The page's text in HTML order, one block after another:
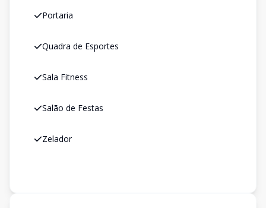
Portaria
Quadra de Esportes
Sala Fitness
Salão de Festas
Zelador